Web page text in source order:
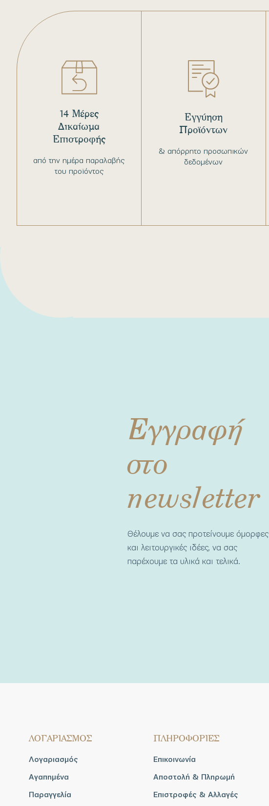
από την ημέρα παραλαβής
του προϊόντος
14 Μέρες
Δικαίωμα
Επιστροφής
& απόρρητο προσωπικών
δεδομένων
Εγγύηση
Προϊόντων
Εγγραφή
στο
newsletter
Θέλουμε να σας προτείνουμε όμορφες
και λειτουργικές ιδέες, να σας
παρέχουμε τα υλικά και τελικά.
ΛΟΓΑΡΙΑΣΜΟΣ
Λογαριασμός
Αγαπημένα
Παραγγελία
ΠΛΗΡΟΦΟΡΙΕΣ
Επικοινωνία
Αποστολή & Πληρωμή
Επιστροφές & Αλλαγές